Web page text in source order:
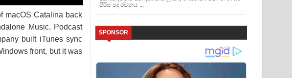
macOS Catalina back
Music, Podcast
built iTunes sync
front, but it was
පිරිස පද රචනය ...
SPONSOR